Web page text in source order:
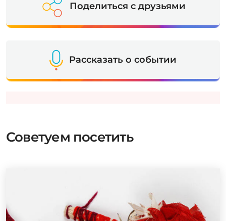
Поделиться с друзьями
Рассказать о событии
Советуем посетить